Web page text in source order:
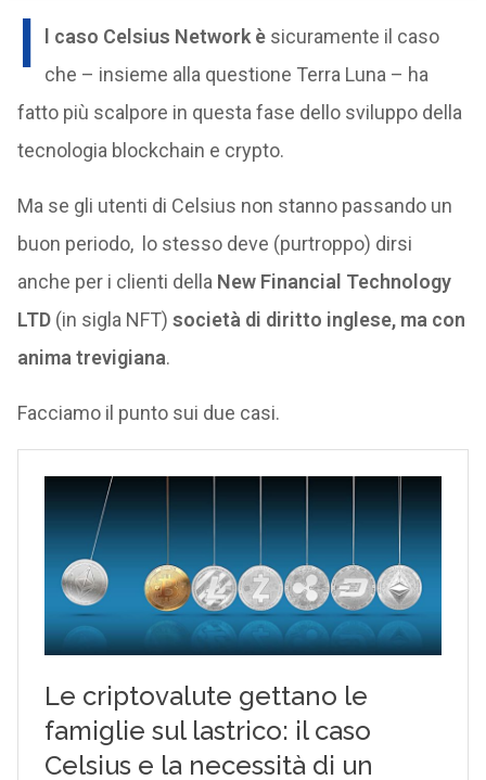
I l caso Celsius Network èsicuramente il caso
che – insieme alla questione Terra Luna – ha
fatto più scalpore in questa fase dello sviluppo della
tecnologia blockchain e crypto.
Ma se gli utenti di Celsius non stanno passando un
buon periodo, lo stesso deve (purtroppo) dirsi
anche per i clienti della New Financial Technology
LTD(in sigla NFT) società di diritto inglese, ma con
anima trevigiana.
Facciamo il punto sui due casi.